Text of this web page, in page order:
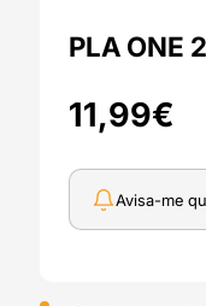
PLA ONE
11,99€
Avisa-me